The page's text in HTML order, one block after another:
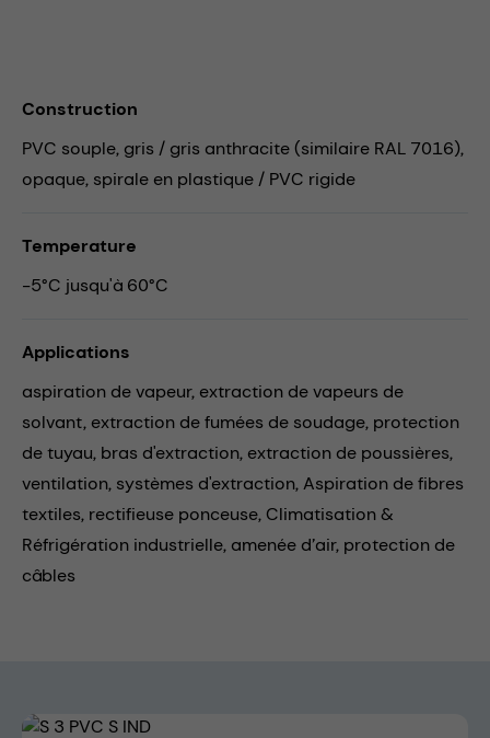
Construction
PVC souple, gris / gris anthracite (similaire RAL 7016),
opaque, spirale en plastique / PVC rigide
Temperature
-5°C jusqu'à 60°C
Applications
aspiration de vapeur, extraction de vapeurs de
solvant, extraction de fumées de soudage, protection
de tuyau, bras d'extraction, extraction de poussières,
ventilation, systèmes d'extraction,Aspiration de fibres
textiles, rectifieuse ponceuse, Climatisation &
Réfrigération industrielle, amenée d’air, protection de
câbles
Skip image gallery